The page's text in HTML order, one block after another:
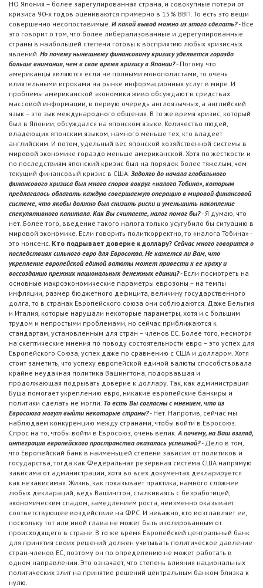
НО Япония – более зарегулированная страна, и совокупные потери от
кризиса 90-х годов оцениваются примерно в 15% ВВП. То есть это вещи
совершенно несопоставимые. И какой вывод можно из этого сделать?- Все
это говорит о том, что более либерализованные и дерегулированные
страны в наибольшей степени готовы к восприятию любых кризисных
явлений. Но почему нынешнему финансовому кризису уделяется гораздо
больше внимания, чем в свое время кризису в Японии?- Потому что
американцы являются если не полными монополистами, то очень
влиятельными игроками на рынке информационных услуг в мире. И
проблемы американской экономики живо обсуждают в средствах
массовой информации, в первую очередь англоязычных, а английский
язык – это зык международного общения. В то же время кризис, который
был в Японии, обсуждался на японском языке. Количество людей,
владеющих японским языком, намного меньше тех, кто владеет
английским. И потом, удельный вес японской хозяйственной системы в
мировой экономике гораздо меньше американской. Хотя по жесткости и
по последствиям японский кризис был на порядок более тяжелым, чем
текущий финансовый кризис в США. Задолго до начала глобального
финансового кризиса был много споров вокруг «налога Тобина», которым
предлагалось облагать каждую совершаемую операцию в мировой финансовой
системе, что якобы должно был снизить риски и уменьшить накопление
спекулятивного капитала. Как Вы считаете, налог помог бы?- Я думаю, что
нет. Более того, введение такого налога только усугубило бы ситуацию в
мировой экономике. Если говорить политкорректно, то «налога Тобина» -
это нонсенс. Кто подрывает доверие к доллару? Сейчас много говорится о
последствиях сильного евро для Евросоюза. Не кажется ли Вам, что
укрепление европейской единой валюты может привести к ее краху и
воссозданию прежних национальных денежных единиц?- Если посмотреть на
основные макроэкономические параметры еврозоны – на темпы
инфляции, размер бюджетного дефицита, величину государственного
долга, то в странах Европейского союза они соблюдаются. Даже Бельгия
и Италия, которые нарушали некоторые параметры, хотя и с большим
трудом и непростыми проблемами, но сейчас приближаются к
стандартам, установленным для стран – членов ЕС. Более того, несмотря
на скептические мнения по поводу состоятельности евро – это успех для
Европейского Союза, успех даже по сравнению с США и долларом. Хотя
стоит заметить, что успеху европейской единой валюты способствовала
крайне неудачная политика Вашингтона, подорвавшая и
продолжающая подрывать доверие к доллару. Так, как администрация
Буша помогает укреплению евро, никакие европейские банкиры и
политики сделать не могли. То есть Вы согласны с мнением, что из
Евросоюза могут выйти некоторые страны?- Нет. Напротив, сейчас мы
наблюдаем конкуренцию между странами, чтобы войти в Евросоюз.
Спрос на то, чтобы войти в Евросоюз, очень велик.А почему, на Ваш взгляд,
интеграция европейского пространства оказалась успешной?- Дело в том,
что Европейский банк в наименьшей степени зависим от политиков и
государства, тогда как Федеральная резервная система США напрямую
зависима от администрации, хотя во всех документах декларируется
как независимая. Жизнь, как показывает практика, намного сложнее
любых деклараций, ведь Вашингтон, сталкиваясь с безработицей,
экономическим спадом, замедлением роста, неизменно оказывает
соответствующее воздействие на ФРС. И неважно, кто возглавляет ее,
поскольку тот или иной глава не может быть изолированным от
происходящего в стране. В то же время Европейский центральный банк
для принятия своих решений должен учитывать политическое давление
стран-членов ЕС, поэтому он по определению не может работать в
одном направлении. Это означает, что степень влияния национальных
политических элит на принятие решений центральным банком близка к
нулю.